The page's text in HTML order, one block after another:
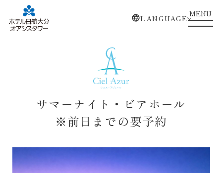
LANGUAGEMENU
サマーナイト・ビアホール
※前日までの要予約